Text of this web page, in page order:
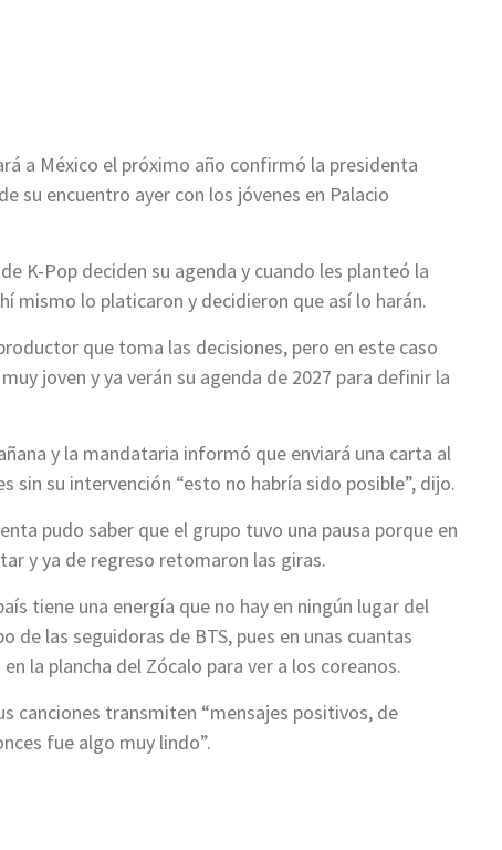
a México el próximo año confirmó la presidenta
su encuentro ayer con los jóvenes en Palacio
K-Pop deciden su agenda y cuando les planteó la
mismo lo platicaron y decidieron que así lo harán.
que toma las decisiones, pero en este caso
joven y ya verán su agenda de 2027 para definir la
y la mandataria informó que enviará una carta al
sin su intervención “esto no habría sido posible”, dijo.
pudo saber que el grupo tuvo una pausa porque en
y ya de regreso retomaron las giras.
tiene una energía que no hay en ningún lugar del
de las seguidoras de BTS, pues en unas cuantas
la plancha del Zócalo para ver a los coreanos.
canciones transmiten “mensajes positivos, de
fue algo muy lindo”.